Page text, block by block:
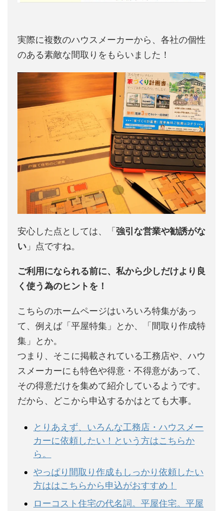
実際に複数のハウスメーカーから、各社の個性
のある素敵な間取りをもらいました！
安心した点としては、「強引な営業や勧誘がな
い 」点ですね。
ご利用になられる前に、私から少しだけより良
く使う為のヒントを！
こちらのホームページはいろいろ特集があっ
て、例えば「平屋特集」とか、「間取り作成特
集」とか。
つまり、そこに掲載されている工務店や、ハウ
スメーカーにも特色や得意・不得意があって、
その得意だけを集めて紹介しているようです。
だから、どこから申込するかはとても大事。
とりあえず、いろんな工務店・ハウスメー
カーに依頼したい！という方はこちらか
ら。
やっぱり間取り作成もしっかり依頼したい
方ははこちらから申込がおすすめ！
ローコスト住宅の代名詞。平屋住宅。平屋